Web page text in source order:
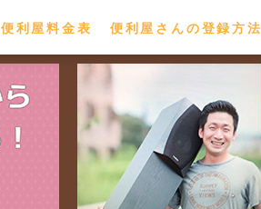
便利屋料金表 便利屋さんの登録方法